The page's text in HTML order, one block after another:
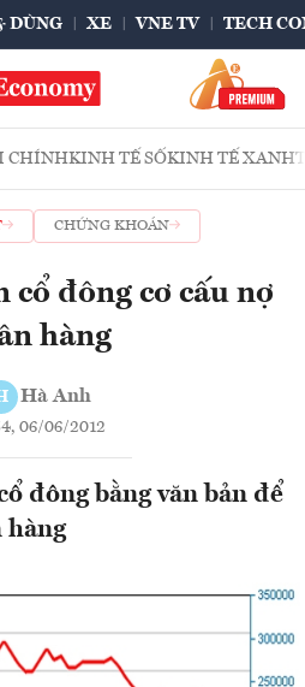
DÙNG XE VNE TV TECH
CHÍNHKINH TẾ SỐKINH TẾ XANH
CHỨNG KHOÁN
cổ đông cơ cấu nợ
hàng
Hà Anh
06/06/2012
đông bằng văn bản để
hàng